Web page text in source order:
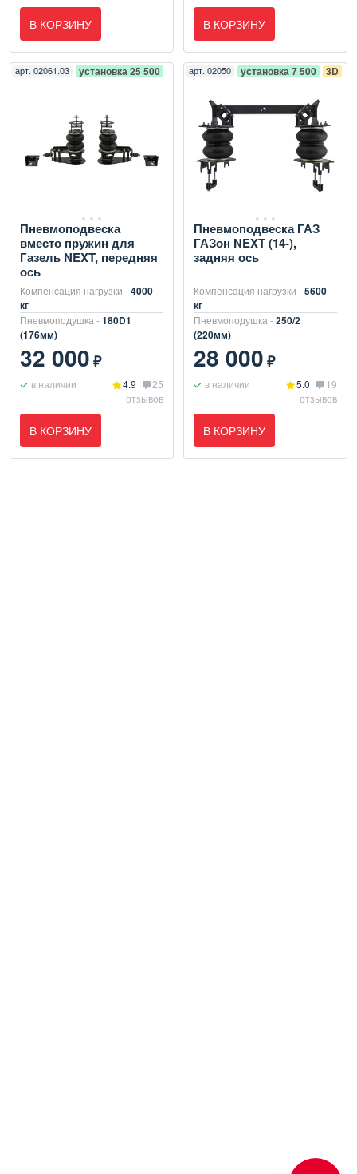
В КОРЗИНУ В КОРЗИНУ
арт. 02061.03 установка 25 500
Пневмоподвеска
вместо пружин для
Газель NEXT, передняя
ось
Компенсация нагрузки -4000
кг
Пневмоподушка -180D1
(176мм)
32 000₽
в наличии 4.9
25
отзывов
В КОРЗИНУ
арт. 02050 установка 7 500 3D
Пневмоподвеска ГАЗ
ГАЗон NEXT (14-),
задняя ось
Компенсация нагрузки -5600
кг
Пневмоподушка -250/2
(220мм)
28 000₽
в наличии 5.0
19
отзывов
В КОРЗИНУ